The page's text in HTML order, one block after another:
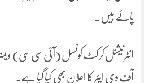
پائے ہیں۔
انٹرنیشنل کرکٹ کونسل (آئی سی سی)
آف دی ایئر کا اعلان بھی کیا گیا ہے۔